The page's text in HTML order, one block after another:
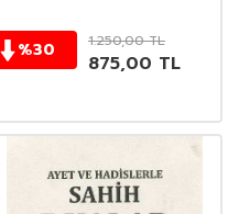
%30 1.250,00TL
875,00 TL